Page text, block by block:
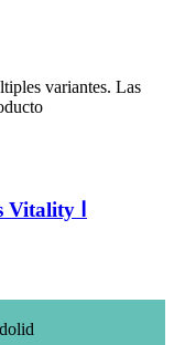
variantes. Las
Vitality Ⅰ